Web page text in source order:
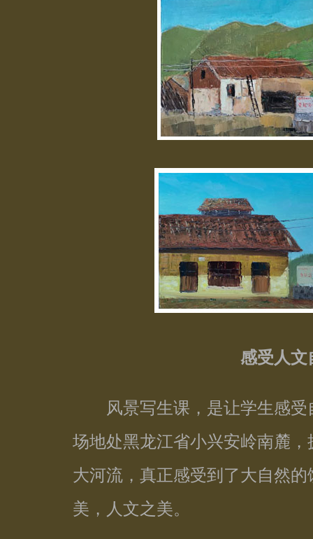
感受人文
风景写生课，是让学生感受
场地处黑龙江省小兴安岭南麓
大河流，真正感受到了大自然
美，人文之美。